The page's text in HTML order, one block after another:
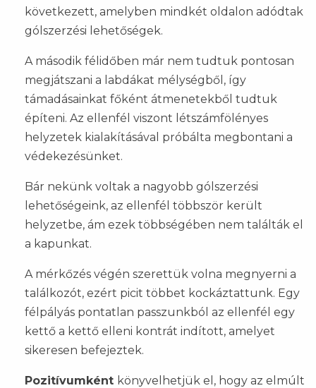
következett, amelyben mindkét oldalon adódtak
gólszerzési lehetőségek.
A második félidőben már nem tudtuk pontosan
megjátszani a labdákat mélységből, így
támadásainkat főként átmenetekből tudtuk
építeni. Az ellenfél viszont létszámfölényes
helyzetek kialakításával próbálta megbontani a
védekezésünket.
Bár nekünk voltak a nagyobb gólszerzési
lehetőségeink, az ellenfél többször került
helyzetbe, ám ezek többségében nem találták el
a kapunkat.
A mérkőzés végén szerettük volna megnyerni a
találkozót, ezért picit többet kockáztattunk. Egy
félpályás pontatlan passzunkból az ellenfél egy
kettő a kettő elleni kontrát indított, amelyet
sikeresen befejeztek.
Pozitívumként könyvelhetjük el, hogy az elmúlt